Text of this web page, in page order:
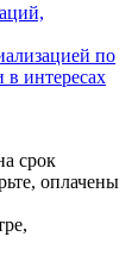
по
в интересах
срок
оплачены